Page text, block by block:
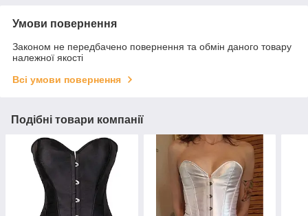
Умови повернення
Законом не передбачено повернення та обмін даного товару
належної якості
Всі умови повернення
Подібні товари компанії